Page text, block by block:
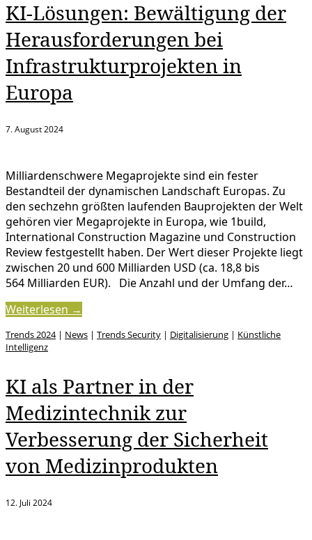
KI-Lösungen: Bewältigung der
Herausforderungen bei
Infrastrukturprojekten in
Europa
7. August 2024
Milliardenschwere Megaprojekte sind ein fester
Bestandteil der dynamischen Landschaft Europas. Zu
den sechzehn größten laufenden Bauprojekten der Welt
gehören vier Megaprojekte in Europa, wie 1build,
International Construction Magazine und Construction
Review festgestellt haben. Der Wert dieser Projekte liegt
zwischen 20 und 600 Milliarden USD (ca. 18,8 bis
564 Milliarden EUR). Die Anzahl und der Umfang der…
Weiterlesen →
Trends 2024| News | Trends Security | Digitalisierung | Künstliche
Intelligenz
KI als Partner in der
Medizintechnik zur
Verbesserung der Sicherheit
von Medizinprodukten
12. Juli 2024